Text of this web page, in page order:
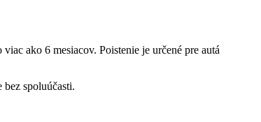
ako 6 mesiacov. Poistenie je určené pre autá
spoluúčasti.